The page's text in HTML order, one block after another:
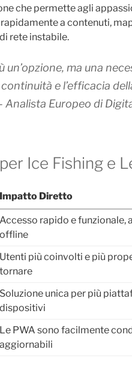
che permette agli
a contenuti,
rete instabile.
un’opzione, ma una
e l’efficacia
Analista Europeo di
Ice Fishing e
Impatto Diretto
Accesso rapido e funzionale,
offline
Utenti più coinvolti e più
tornare
Soluzione unica per più
dispositivi
Le PWA sono facilmente
aggiornabili